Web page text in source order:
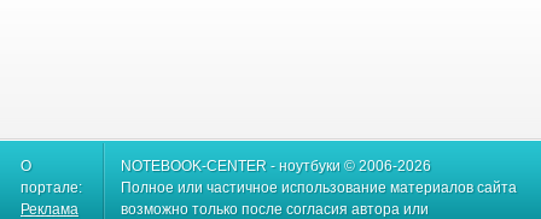
О
портале:
Реклама
NOTEBOOK-CENTER - ноутбуки © 2006-2026
Полное или частичное использование материалов сайта
возможно только после согласия автора или